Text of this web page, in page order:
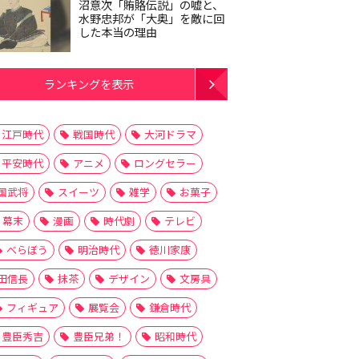
沼意次「賄賂伝説」の嘘と、
水野忠邦が「大奥」を敵に回
した本当の理由
ランキングを表示
江戸時代 戦国時代
大河ドラマ
平安時代
アニメ
ロングセラー
武将
スイーツ 雑学
お菓子
幕末
漫画 時代劇
テレビ
べらぼう
明治時代
徳川家康
信長
抹茶 デザイン
文房具
フィギュア
展覧会
鎌倉時代
豊臣秀吉
豊臣兄弟！
昭和時代